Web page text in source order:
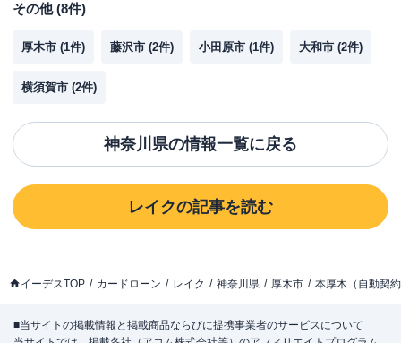
その他(8件)
厚木市 (1件) 藤沢市 (2件) 小田原市 (1件) 大和市 (2件)
横須賀市 (2件)
神奈川県の情報一覧に戻る
レイクの記事を読む
イーデスTOP カードローン レイク 神奈川県 厚木市 本厚木（自動契
■当サイトの掲載情報と掲載商品ならびに提携事業者のサービスについて